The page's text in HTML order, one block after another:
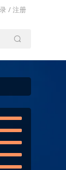
/ 注册